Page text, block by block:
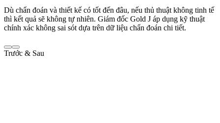
Dù chẩn đoán và thiết kế có tốt đến đâu, nếu thủ thuật không tinh tế
thì kết quả sẽ không tự nhiên. Giám đốc Gold J áp dụng kỹ thuật
chính xác không sai sót dựa trên dữ liệu chẩn đoán chi tiết.
Trước & Sau